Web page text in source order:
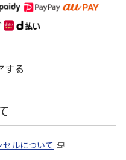
する
ルについて